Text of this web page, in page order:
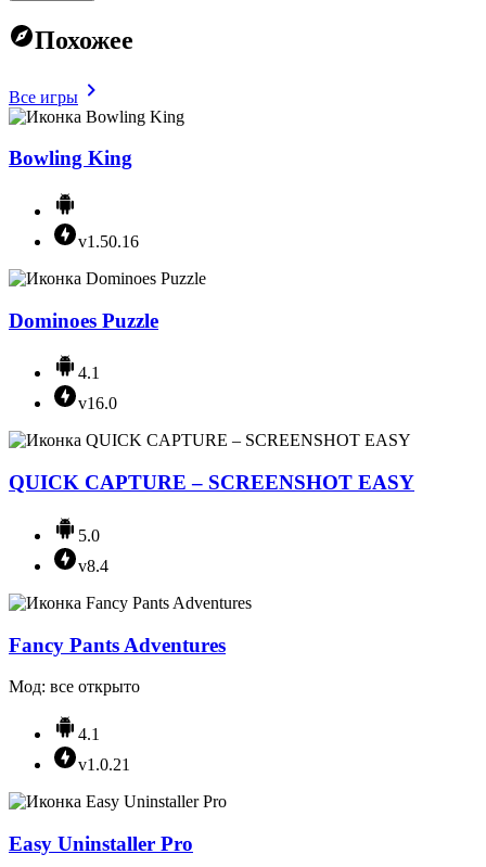
Похожее
Все игры
Bowling King
v1.50.16
Dominoes Puzzle
4.1
v16.0
QUICK CAPTURE – SCREENSHOT EASY
5.0
v8.4
Fancy Pants Adventures
Мод: все открыто
4.1
v1.0.21
Easy Uninstaller Pro